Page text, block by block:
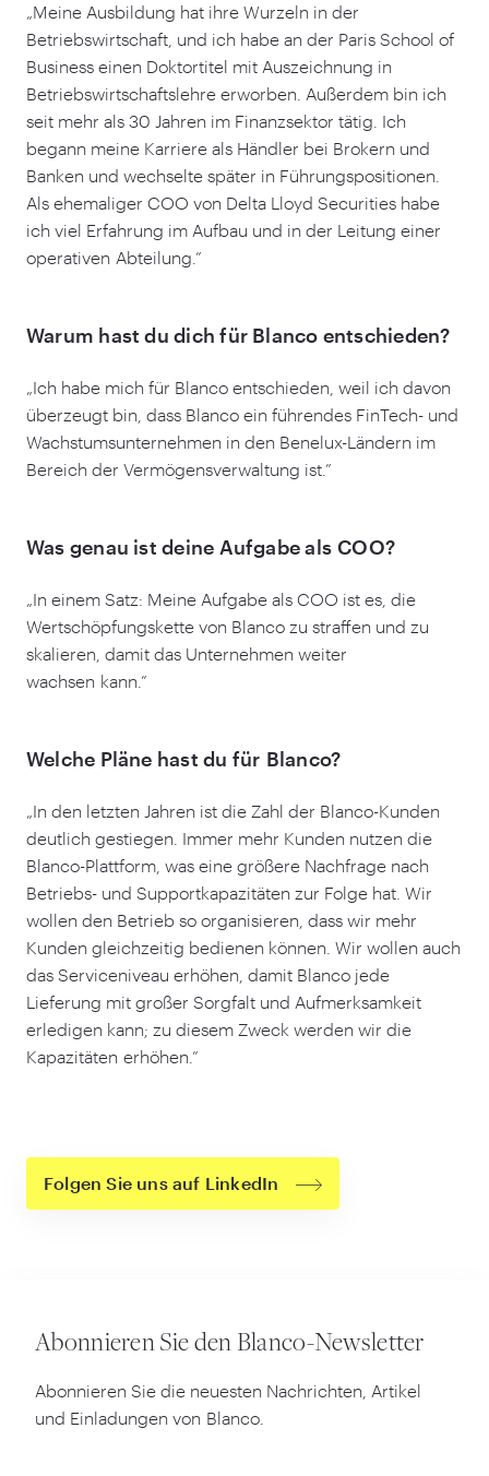
„Meine Ausbildung hat ihre Wurzeln in der
Betriebswirtschaft, und ich habe an der Paris School of
Business einen Doktortitel mit Auszeichnung in
Betriebswirtschaftslehre erworben. Außerdem bin ich
seit mehr als 30 Jahren im Finanzsektor tätig. Ich
begann meine Karriere als Händler bei Brokern und
Banken und wechselte später in Führungspositionen.
Als ehemaliger COO von Delta Lloyd Securities habe
ich viel Erfahrung im Aufbau und in der Leitung einer
operativen Abteilung.”
Warum hast du dich für Blanco entschieden?
„Ich habe mich für Blanco entschieden, weil ich davon
überzeugt bin, dass Blanco ein führendes FinTech- und
Wachstumsunternehmen in den Benelux-Ländern im
Bereich der Vermögensverwaltung ist.”
Was genau ist deine Aufgabe als COO?
„In einem Satz: Meine Aufgabe als COO ist es, die
Wertschöpfungskette von Blanco zu straffen und zu
skalieren, damit das Unternehmen weiter
wachsen kann.”
Welche Pläne hast du für Blanco?
„In den letzten Jahren ist die Zahl der Blanco-Kunden
deutlich gestiegen. Immer mehr Kunden nutzen die
Blanco-Plattform, was eine größere Nachfrage nach
Betriebs- und Supportkapazitäten zur Folge hat. Wir
wollen den Betrieb so organisieren, dass wir mehr
Kunden gleichzeitig bedienen können. Wir wollen auch
das Serviceniveau erhöhen, damit Blanco jede
Lieferung mit großer Sorgfalt und Aufmerksamkeit
erledigen kann; zu diesem Zweck werden wir die
Kapazitäten erhöhen.”
Folgen Sie uns auf LinkedIn
Abonnieren Sie den Blanco-Newsletter
Abonnieren Sie die neuesten Nachrichten, Artikel
und Einladungen von Blanco.